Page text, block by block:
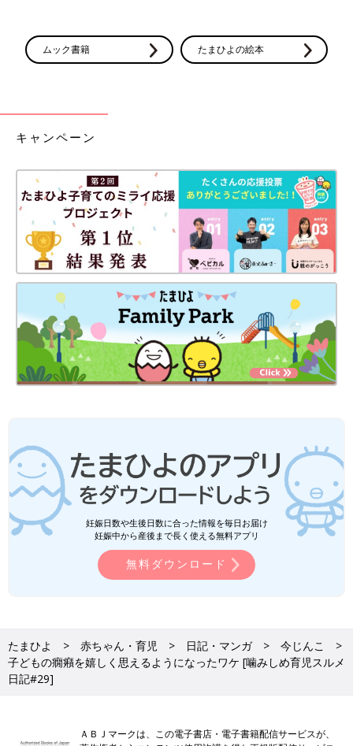
ムック書籍 たまひよの絵本
キャンペーン
妊娠日数や生後日数に合った情報を毎日お届け
妊娠中から産後まで長く使える無料アプリ
無料ダウンロード
たまひよ 赤ちゃん・育児 日記・マンガ
今じんこ
子どもの癇癪を嬉しく思えるようになったワケ [噛みしめ育児スルメ
日記#29]
ＡＢＪマークは、この電子書店・電子書籍配信サービスが、